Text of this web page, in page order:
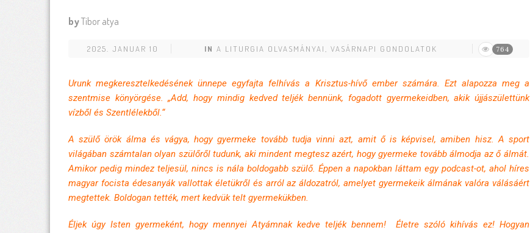
byTibor atya
2025. JANUAR 10 IN A LITURGIA OLVASMÁNYAI VASÁRNAPI GONDOLATOK 764
Urunk megkeresztelkedésének ünnepe egyfajta felhívás a Krisztus-hívő ember számára. Ezt alapozza meg a
szentmise könyörgése. „Add, hogy mindig kedved teljék bennünk, fogadott gyermekeidben, akik újjászülettünk
vízből és Szentlélekből.“
A szülő örök álma és vágya, hogy gyermeke tovább tudja vinni azt, amit ő is képvisel, amiben hisz. A sport
világában számtalan olyan szülőről tudunk, aki mindent megtesz azért, hogy gyermeke tovább álmodja az ő álmát.
Amikor pedig mindez teljesül, nincs is nála boldogabb szülő. Éppen a napokban láttam egy podcast-ot, ahol híres
magyar focista édesanyák vallottak életükről és arról az áldozatról, amelyet gyermekeik álmának valóra válásáért
megtettek. Boldogan tették, mert kedvük telt gyermekükben.
Éljek úgy Isten gyermeként, hogy mennyei Atyámnak kedve teljék bennem! Életre szóló kihívás ez! Hogyan